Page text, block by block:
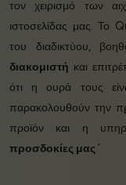
τον χειρισμό των
ιστοσελίδας μας. Το
του διαδικτύου,
διακομιστή και
ότι η ουρά τους
παρακολουθούν την
προϊόν και η
προσδοκίες μας.’